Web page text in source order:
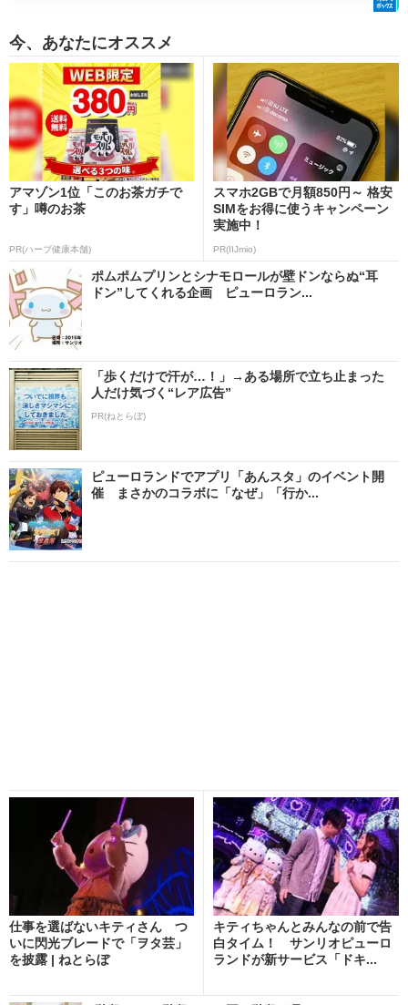
今、あなたにオススメ
アマゾン1位「このお茶ガチで
す」噂のお茶
PR(ハーブ健康本舗)
スマホ2GBで月額850円～ 格安
SIMをお得に使うキャンペーン
実施中！
PR(IIJmio)
ポムポムプリンとシナモロールが壁ドンならぬ“耳
ドン”してくれる企画 ピューロラン...
「歩くだけで汗が…！」→ある場所で立ち止まった
人だけ気づく“レア広告”
PR(ねとらぼ)
ピューロランドでアプリ「あんスタ」のイベント開
催 まさかのコラボに「なぜ」「行か...
仕事を選ばないキティさん つ
いに閃光ブレードで「ヲタ芸」
を披露 | ねとらぼ
キティちゃんとみんなの前で告
白タイム！ サンリオピューロ
ランドが新サービス「ドキ...